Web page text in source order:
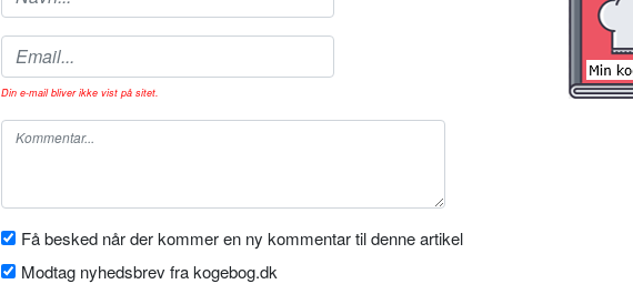
Din e-mail bliver ikke vist på sitet.
Få besked når der kommer en ny kommentar til denne artikel
Modtag nyhedsbrev fra kogebog.dk